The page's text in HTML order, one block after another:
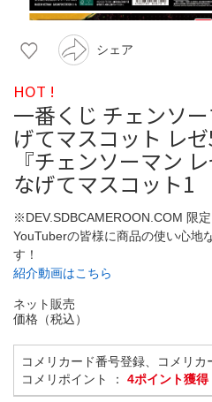
シェア
HOT !
一番くじ チェンソ
げてマスコット レ
『チェンソーマン
なげてマスコット1
※DEV.SDBCAMEROON.COM 限
YouTuberの皆様に商品の使い心地
す！
紹介動画はこちら
ネット販売
価格（税込）
コメリカード番号登録、コメリカ
コメリポイント ： 4ポイント獲得